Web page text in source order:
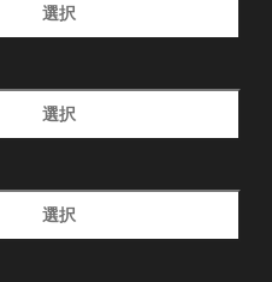
選択
選択
選択